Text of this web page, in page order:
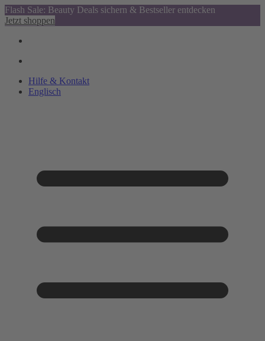
Flash Sale: Beauty Deals sichern & Bestseller entdecken
Jetzt shoppen
Hilfe & Kontakt
Englisch